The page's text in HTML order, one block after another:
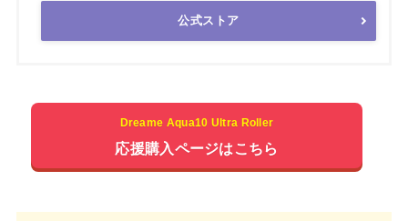
公式ストア
Dreame Aqua10 Ultra Roller
応援購入ページはこちら